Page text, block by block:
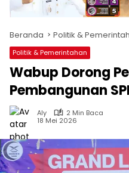
Beranda Politik &
Politik & Pemerintahan
Wabup Dorong
Pembangunan
Aly
2 Min Baca
18 Mei 2026